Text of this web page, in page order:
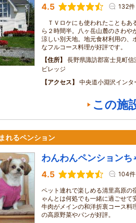
4.5 132件
ＴＶロケにも使われたこともあ
ら２時間半。八ヶ岳山麓のさわ
涼しい別天地。地元食材利用の、
なフルコース料理が好評です。
住所
長野県諏訪郡富士見町
ビレッジ
アクセス
中央道小淵沢インタ
この施
れるペンション
わんわんペンションち
4.5 104件
ペット連れで楽しめる清里高原の
ゃんとは何処でも一緒に過ごせて
牛肉がメインの和洋折衷コース料
の高原野菜やパンが好評。